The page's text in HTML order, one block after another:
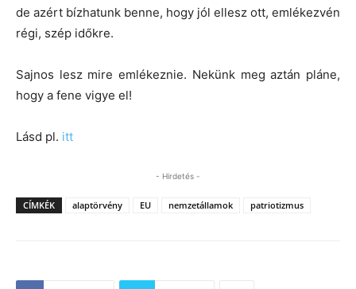
de azért bízhatunk benne, hogy jól ellesz ott, emlékezvén
régi, szép időkre.
Sajnos lesz mire emlékeznie. Nekünk meg aztán pláne,
hogy a fene vigye el!
Lásd pl. itt
- Hirdetés -
CÍMKÉK alaptörvény EU nemzetállamok patriotizmus